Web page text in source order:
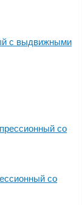
с выдвижными
со